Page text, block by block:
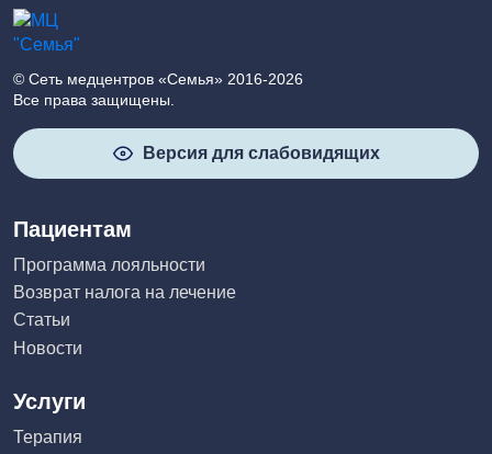
© Сеть медцентров «Семья» 2016-2026
Все права защищены.
Версия для слабовидящих
Пациентам
Программа лояльности
Возврат налога на лечение
Статьи
Новости
Услуги
Терапия